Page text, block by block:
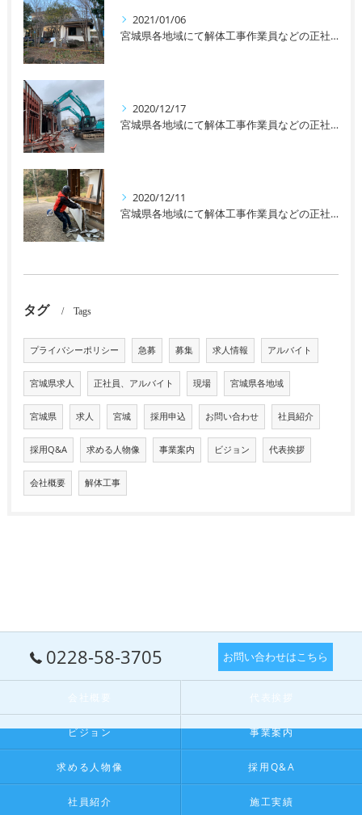
2021/01/06
宮城県各地域にて解体工事作業員などの正社員、アルバイトなどを募集しております！未経験者の方や女性の方も大歓迎です！
2020/12/17
宮城県各地域にて解体工事作業員などの正社員、アルバイトなどを募集しております！未経験者の方や女性の方も大歓迎です！
2020/12/11
宮城県各地域にて解体工事作業員などの正社員、アルバイトなどを募集しております！未経験者の方や女性の方も大歓迎です！
タグ Tags
プライバシーポリシー 急募 募集 求人情報 アルバイト
宮城県求人 正社員、アルバイト 現場 宮城県各地域
宮城県 求人 宮城 採用申込 お問い合わせ 社員紹介
採用Q&A 求める人物像 事業案内 ビジョン 代表挨拶
会社概要 解体工事
0228-58-3705 お問い合わせはこちら
会社概要 代表挨拶
ビジョン 事業案内
求める人物像 採用Q&A
社員紹介 施工実績